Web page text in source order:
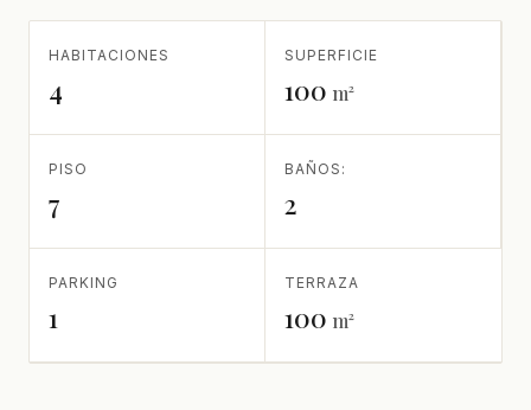
HABITACIONES
4
SUPERFICIE
100 m²
PISO
7
BAÑOS:
2
PARKING
1
TERRAZA
100 m²